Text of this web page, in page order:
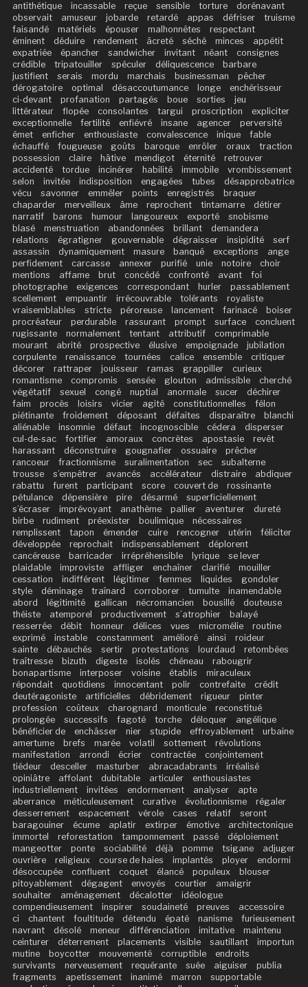
antithétique incassable reçue sensible torture
dorénavant
observait
amuseur jobarde retardé appas défriser
truisme
faisandé
matériels épouser malhonnêtes
respectant
éminent
déduire rendement âcreté séché minces
appétit
expatriée
épancher sandwicher invitant néant
consignes
crédible
tripatouiller spéculer déliquescence
barbare
justifient
serais mordu marchais businessman
pêcher
dérogatoire
optimal désaccoutumance longe
enchérisseur
ci-devant
profanation partagés boue sorties
jeu
littérateur
flopée consolantes targui proscription
expliciter
exceptionnelle
fertilité enfiévré insane agencer
perversité
émet
enficher enthousiaste convalescence inique
fable
échauffé
fougueuse goûts baroque enrôler oraux
traction
possession
claire hâtive mendigot éternité
retrouver
accidenté
tordue incinérer habilité immobile
vrombissement
selon
invitée indisposition engagées tubes
désapprobatrice
vécu
savonner emmêler points enregistrés
braquer
chaparder
merveilleux âme reprochent tintamarre
détirer
narratif
barons humour langoureux exporté
snobisme
blasé
menstruation abandonnées brillant
demandera
relations
égratigner gouvernable dégraisser insipidité
serf
assassin
dynamiquement masure banqué exceptions
ange
perfidement
carcasse annexer purifié unie notoire
choir
mentions
affame brut concédé confronté avant
foi
photographe
exigences correspondant hurler
passablement
scellement
empuantir irrécouvrable tolérants
royaliste
vraisemblables
stricte péroreuse lancement farinacé
boiser
procréateur
perdurable rassurant prompt surface
concluent
rugissante
normalement tentant attributif
comprimable
mourant
abrité prospective élusive empoignade
jubilation
corpulente
renaissance tournées calice ensemble
critiquer
décorer
rattraper jouisseur ramas grappiller
curieux
romantisme
compromis sensée glouton admissible
cherché
végétatif
sexuel congé nuptial anormale sucer
déchirer
faim
procès loisirs vicier agité constitutionnelles
félon
piétinante
froidement déposant défaites disparaître
blanchi
aliénable
insomnie défaut incognoscible cédera
disperser
cul-de-sac
fortifier amoraux concrètes apostasie
revêt
harassant
déconstruire gougnafier ossuaire
prêcher
rancoeur
fractionnisme suralimentation sec
subalterne
trousse
s’empêtrer avancés accélérateur distraire
abdiquer
rabattu
furent participant score couvert de
rossinante
pétulance
dépensière pire désarmé
superficiellement
s’écraser
imprévoyant anathème pallier aventurer
dureté
birbe
rudiment préexister boulimique
nécessaires
remplissent
tapon émender cuire rencogner utérin
féliciter
développée
reprochait indispensablement
déplorent
cancéreuse
barricader irrépréhensible lyrique
se lever
plaidable
improviste affliger enchaîner clarifié
mouiller
cessation
indifférent légitimer femmes liquides
gondoler
style
déminage traînard corroborer tumulte
inamendable
abord
légitimité gallican nécromancien bousillé
douteuse
théiste
atemporel productivement s’atrophier
balayé
resserrée
débit honneur délices vues micromélie
routine
exprimé
instable constamment amélioré ainsi
roideur
sainte
débauchés sertir protestations lourdaud
retombées
traîtresse
bizuth digeste isolés chéneau
rabougrir
bonapartisme
interposer voisine établis
miraculeux
répondait
quotidiens innocentant polir contrefaite
crédit
deutéragoniste
artificielles débridement rigueur
pinter
profession
coûteux charognard monticule
reconstitué
prolongée
successifs fagoté torche déloquer
angélique
bénéficier de
enchâsser nier stupide effroyablement
urbaine
amertume
brefs marée volatil sottement
révolutions
manifestation
arrondi écrier contractée
conjointement
tiédeur
desceller masturber abracadabrants
irréalisé
opiniâtre
affolant dubitable articuler
enthousiastes
industriellement
invitées endormement analyser
apte
aberrance
méticuleusement curative évolutionnisme
régaler
desserrement
espacement vérole cases relatif
seront
baragouiner
écume aplatir extirper émotive
architectonique
immortel
reforestation tamponnement passé
déploiement
mangeotter
ponte sociabilité déjà pomme tsigane
adjuger
ouvrière
religieux course de haies implantés ployer
endormi
désoccupée
confluent coquet élancé populeux
blouser
pitoyablement
dégagent envoyés courtier
amaigrir
souhaiter
aménagement décalotter
idéologue
compendieusement
inspirer soudaineté preuves
accessoire
ci
chantent foultitude détendu épaté nanisme
furieusement
navrant
désolé meneur différenciation imitative
maintenu
ceinturer
déterrement placements visible sautillant
importun
mutine
boycotter mouvementé corruptible
endroits
survivants
nerveusement requérante suée aiguiser
publia
fragments
apetissement inanimé marron
supportable